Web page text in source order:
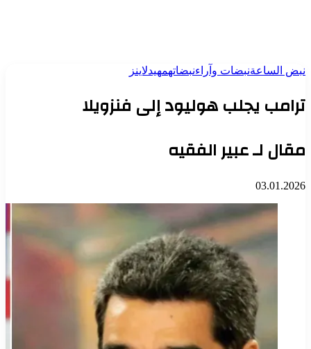
نبض الساعةنبضات وآراءنبضاتهمهيدلاينز
ترامب يجلب هوليود إلى فنزويلا
مقال لـ عبير الفقيه
03.01.2026